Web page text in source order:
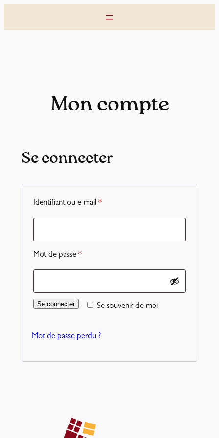
Mon compte
Se connecter
Identifiant ou e-mail *Obligatoire
Mot de passe *Obligatoire
Se souvenir de moi
Se connecter
Mot de passe perdu ?